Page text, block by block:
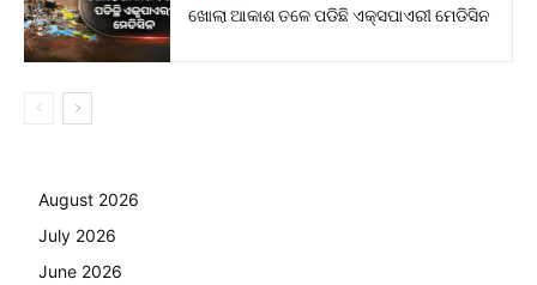
ଖୋଲା ଆକାଶ ତଳେ ପଡିଛି ଏକ୍ସପାଏରୀ ମେଡିସିନ
August 2026
July 2026
June 2026